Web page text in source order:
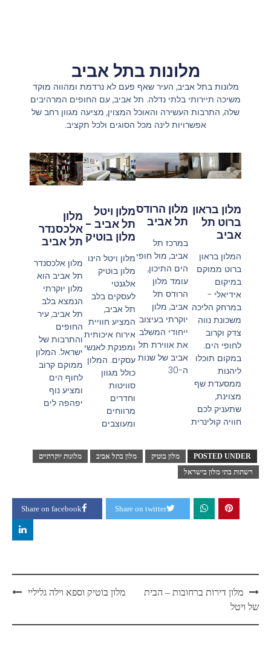
מלונות בתל אביב
מלונות בתל אביב, העיר שאף פעם לא נרדמת ומהווה מוקד
משיכה תיירותי בלתי נדלה. תל אביב, עם החופים המרהיבים
שלה, התרבות העשירה והאוכל המצוין, מציעה מגוון רחב של
אפשרויות לינה מכל הסוגים ולכל תקציב.
מלון בראון
ברוט תל
אביב
המלון בראון
ברוט ממוקם
במיקום
אידיאלי -
במרחק הליכה
משכונת נווה
צדק וקרוב
לחופי הים.
במקום תוכלו
ליהנות
ממסעדת שף
מצוינת,
שתעניק לכם
חוויה קולינרית
מלון הרודס
תל אביב
במרכז תל
אביב, מול חופי
הים התיכון,
עומד מלון
הרודס תל
אביב, מלון
יוקרתי בעיצוב
ייחודי המשלב
את אווירת תל
אביב של שנות
ה-30
מלון ויטל
תל אביב -
מלון בוטיק
מלון ויטל הינו
מלון בוטיק
אלגנטי
לעסקים בלב
תל אביב,
המציע חוויית
אירוח איכותית
ומפנקת לאנשי
עסקים. המלון
כולל מגוון
סוויטות
וחדרים
מרווחים
ומעוצבים
מלון
אלכסנדר
תל אביב
מלון אלכסנדר
תל אביב הוא
מלון יוקרתי
הנמצא בלב
תל אביב, עיר
החופים
והתרבות של
ישראל. המלון
ממוקם קרוב
לחוף הים
ומציע נוף
יפהפה לים
POSTED UNDER מלון בוטיק מלון בתל אביב
מלונות יוקרתיים
רשתות בתי מלון בישראל
Share on facebook Share on twitter
מלון דירות ברחובות – הבית
של ויטל
מלון בוטיק וספא וילה גליליי